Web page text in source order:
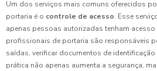
Um dos serviços mais comuns oferecidos
portaria é o controle de acesso. Esse
apenas pessoas autorizadas tenham
profissionais de portaria são responsáveis
saídas, verificar documentos de
prática não apenas aumenta a segurança,